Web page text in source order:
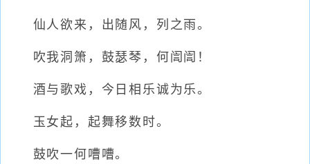
仙人欲来，出随风，列之雨。
吹我洞箫，鼓瑟琴，何訚訚！
酒与歌戏，今日相乐诚为乐。
玉女起，起舞移数时。
鼓吹一何嘈嘈。